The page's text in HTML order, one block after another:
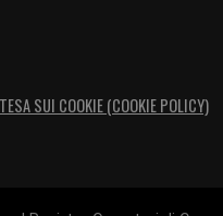
SUI COOKIE (COOKIE POLICY)